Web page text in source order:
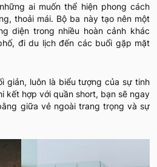
ai muốn thể hiện phong cách
thoải mái. Bộ ba này tạo nên một
diện trong nhiều hoàn cảnh khác
đi du lịch đến các buổi gặp mặt
giản, luôn là biểu tượng của sự tinh
kết hợp với quần short, bạn sẽ ngay
giữa vẻ ngoài trang trọng và sự